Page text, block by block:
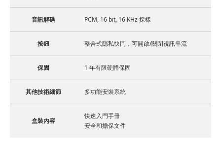
音訊解碼 PCM, 16 bit, 16 KHz 採樣
按鈕 整合式隱私快門，可開啟/關閉視訊串流
保固 1 年有限硬體保固
其他技術細節 多功能安裝系統
盒裝內容
快速入門手冊
安全和擔保文件